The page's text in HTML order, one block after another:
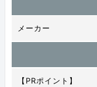
メーカー
【PRポイント】